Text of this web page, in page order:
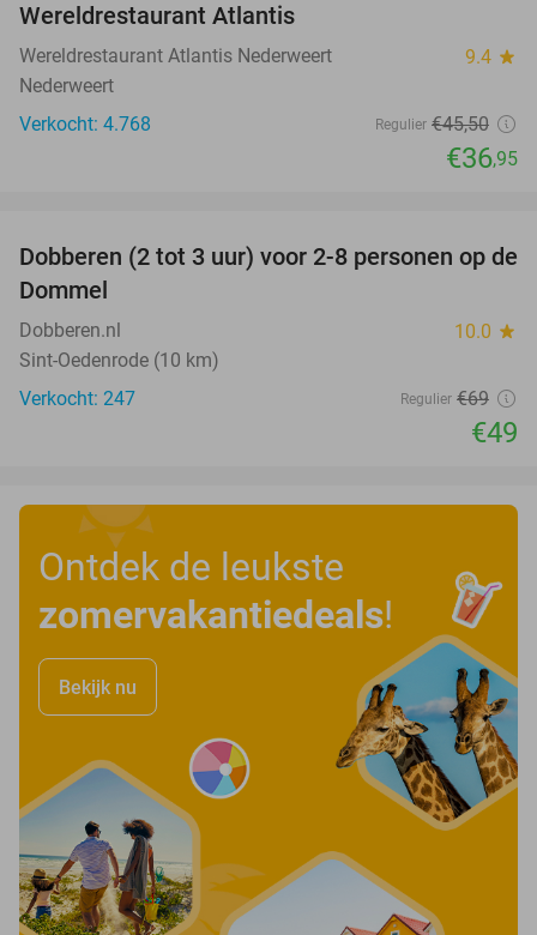
Wereldrestaurant Atlantis
Wereldrestaurant Atlantis Nederweert 9.4 star
Nederweert
Verkocht: 4.768
Regulier €45,50
€36,95
29%
Dobberen (2 tot 3 uur) voor 2-8 personen op de
Dommel
Dobberen.nl 10.0 star
Sint-Oedenrode (10 km)
Verkocht: 247
Regulier €69
€49
Ontdek de leukste
zomervakantiedeals!
Bekijk nu